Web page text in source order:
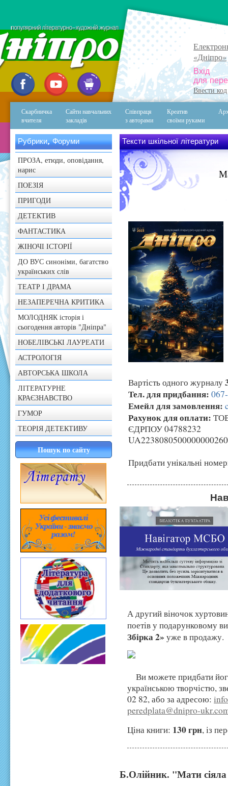
«Дніпро»
Вхід
для
Ввести
Скарбничка
вчителя
Сайти навчальних
закладів
Співпраця
з авторами
Креатив
своїми руками
Рубрики, Форуми
ПРОЗА, етюди, оповідання,
нарис
ПОЕЗІЯ
ПРИГОДИ
ДЕТЕКТИВ
ФАНТАСТИКА
ЖІНОЧІ ІСТОРІЇ
ДО ВУС синоніми, багатство
українських слів
ТЕАТР І ДРАМА
НЕЗАПЕРЕЧНА КРИТИКА
МОЛОДНЯК історія і
сьогодення авторів "Дніпра"
НОБЕЛІВСЬКІ ЛАУРЕАТИ
АСТРОЛОГІЯ
АВТОРСЬКА ШКОЛА
ЛІТЕРАТУРНЕ
КРАЄЗНАВСТВО
ГУМОР
ТЕОРІЯ ДЕТЕКТИВУ
Тексти шкільної літератури
Вартість одного журналу
Тел. для придбання:
Емейл для замовлення:
Рахунок для оплати:
ЄДРПОУ 04788232
Придбати унікальні
А другий віночок
поетів у подарунковому
Збірка 2» уже в продажу.
Виможете придбати
українською творчістю,
02 82, або за адресою:
peredplata@dnipro-
Ціна книги: 130 грн, із
Б.Олійник. "Мати